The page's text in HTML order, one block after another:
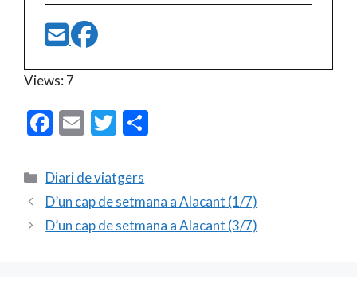
Views: 7
F
e
b
o
E
ai
l
T
itt
er p
ar
Categories
Diari de viatgers
D’un cap de setmana a Alacant (1/7)
D’un cap de setmana a Alacant (3/7)